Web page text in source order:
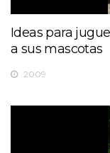
Ideas para
a sus mascotas
2009